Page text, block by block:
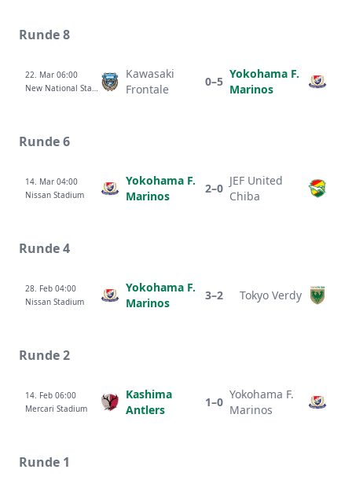
Runde 8
22. Mar 06:00
New National Stadium
Kawasaki
Frontale
0–5
Yokohama F.
Marinos
Runde 6
14. Mar 04:00
Nissan Stadium
Yokohama F.
Marinos
2–0
JEF United
Chiba
Runde 4
28. Feb 04:00
Nissan Stadium
Yokohama F.
Marinos
3–2 Tokyo Verdy
Runde 2
14. Feb 06:00
Mercari Stadium
Kashima
Antlers
1–0
Yokohama F.
Marinos
Runde 1